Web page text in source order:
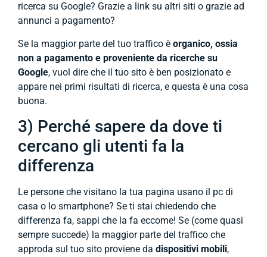
ricerca su Google? Grazie a link su altri siti o grazie ad
annunci a pagamento?
Se la maggior parte del tuo traffico è organico, ossia
non a pagamento e proveniente da ricerche su
Google, vuol dire che il tuo sito è ben posizionato e
appare nei primi risultati di ricerca, e questa è una cosa
buona.
3) Perché sapere da dove ti
cercano gli utenti fa la
differenza
Le persone che visitano la tua pagina usano il pc di
casa o lo smartphone? Se ti stai chiedendo che
differenza fa, sappi che la fa eccome! Se (come quasi
sempre succede) la maggior parte del traffico che
approda sul tuo sito proviene da dispositivi mobili,